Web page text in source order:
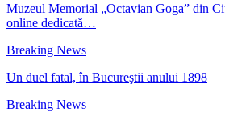
Muzeul Memorial „Octavian Goga” din
online dedicată…
Breaking News
Un duel fatal, în Bucureştii anului 1898
Breaking News